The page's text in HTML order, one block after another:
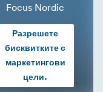
Focus Nordic
Разрешете
бисквитките с
маркетингови
цели.